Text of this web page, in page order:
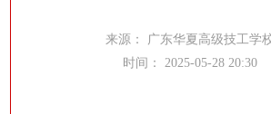
来源： 广东华夏高级技工学
时间： 2025-05-28 20:30